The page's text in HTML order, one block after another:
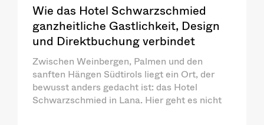
Wie das Hotel Schwarzschmied
ganzheitliche Gastlichkeit, Design
und Direktbuchung verbindet
Zwischen Weinbergen, Palmen und den
sanften Hängen Südtirols liegt ein Ort, der
bewusst anders gedacht ist: das Hotel
Schwarzschmied in Lana. Hier geht es nicht